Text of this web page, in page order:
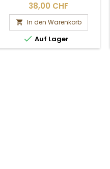
38,00 CHF
 In den Warenkorb
 Auf Lager